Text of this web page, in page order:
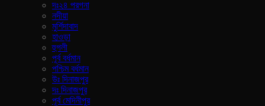
দঃ২৪ পরগনা
নদীয়া
মুর্শিদাবাদ
হাওড়া
হুগলী
পূর্ব বর্ধমান
পশ্চিম বর্ধমান
উঃ দিনাজপুর
দঃ দিনাজপুর
পূর্ব মেদিনীপুর